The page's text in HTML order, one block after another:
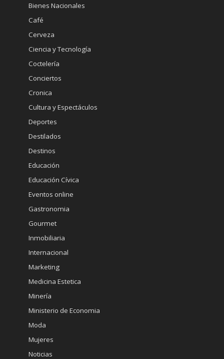
Bienes Nacionales
Café
Cerveza
Ciencia y Tecnología
Coctelería
Conciertos
Cronica
Cultura y Espectáculos
Deportes
Destilados
Destinos
Educación
Educación Cívica
Eventos online
Gastronomia
Gourmet
Inmobiliaria
Internacional
Marketing
Medicina Estetica
Minería
Ministerio de Economia
Moda
Mujeres
Noticias